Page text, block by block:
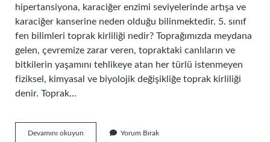
hipertansiyona, karaciğer enzimi seviyelerinde artışa ve
karaciğer kanserine neden olduğu bilinmektedir. 5. sınıf
fen bilimleri toprak kirliliği nedir? Toprağımızda meydana
gelen, çevremize zarar veren, topraktaki canlıların ve
bitkilerin yaşamını tehlikeye atan her türlü istenmeyen
fiziksel, kimyasal ve biyolojik değişikliğe toprak kirliliği
denir. Toprak…
Devamını okuyun Yorum Bırak